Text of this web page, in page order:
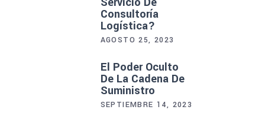
Consultoría
Logística?
AGOSTO 25, 2023
El Poder Oculto
De La Cadena De
Suministro
SEPTIEMBRE 14, 2023